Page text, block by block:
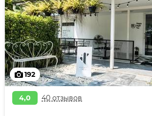
192
4,0 40 отзывов